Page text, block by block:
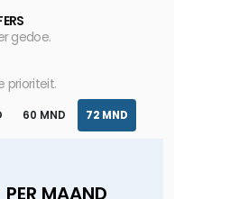
gedoe.
prioriteit.
60 MND 72 MND
PER MAAND